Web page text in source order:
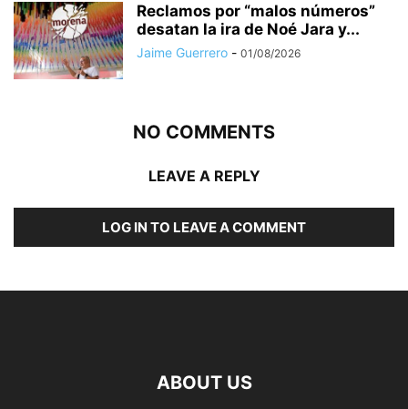
Reclamos por “malos números”
desatan la ira de Noé Jara y...
Jaime Guerrero - 01/08/2026
NO COMMENTS
LEAVE A REPLY
LOG IN TO LEAVE A COMMENT
ABOUT US